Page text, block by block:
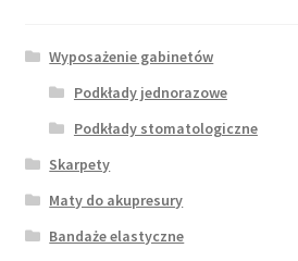
Wyposażenie gabinetów
Podkłady jednorazowe
Podkłady stomatologiczne
Skarpety
Maty do akupresury
Bandaże elastyczne